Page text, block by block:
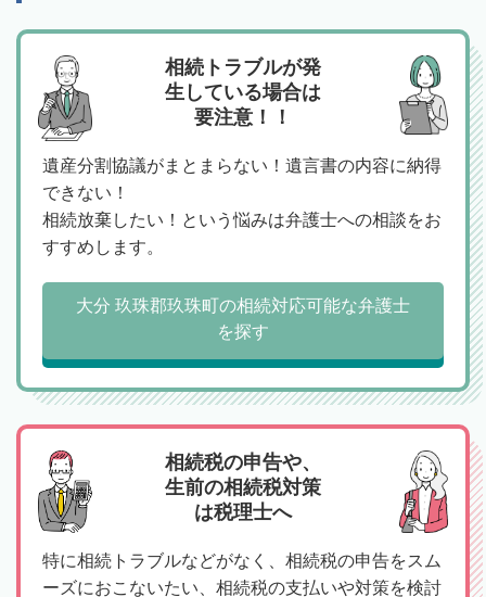
相続トラブルが発
生している場合は
要注意！！
遺産分割協議がまとまらない！遺言書の内容に納得
できない！
相続放棄したい！という悩みは弁護士への相談をお
すすめします。
大分 玖珠郡玖珠町の相続対応可能な弁護士
を探す
相続税の申告や、
生前の相続税対策
は税理士へ
特に相続トラブルなどがなく、相続税の申告をスム
ーズにおこないたい、相続税の支払いや対策を検討